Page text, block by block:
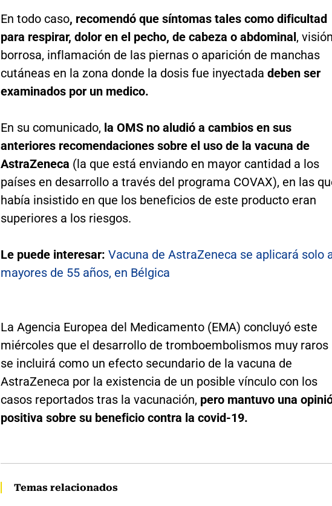
En todo caso, recomendó que síntomas tales como dificultad
para respirar, dolor en el pecho, de cabeza o abdominal,
borrosa, inflamación de las piernas o aparición de manchas
cutáneas en la zona donde la dosis fue inyectada deben ser
examinados por un medico.
En su comunicado, la OMS no aludió a cambios en sus
anteriores recomendaciones sobre el uso de la vacuna de
AstraZeneca (la que está enviando en mayor cantidad a los
países en desarrollo a través del programa COVAX), en las
había insistido en que los beneficios de este producto eran
superiores a los riesgos.
Le puede interesar: Vacuna de AstraZeneca se aplicará solo
mayores de 55 años, en Bélgica
La Agencia Europea del Medicamento (EMA) concluyó este
miércoles que el desarrollo de tromboembolismos muy raros
se incluirá como un efecto secundario de la vacuna de
AstraZeneca por la existencia de un posible vínculo con los
casos reportados tras la vacunación, pero mantuvo una
positiva sobre su beneficio contra la covid-19.
Temas relacionados